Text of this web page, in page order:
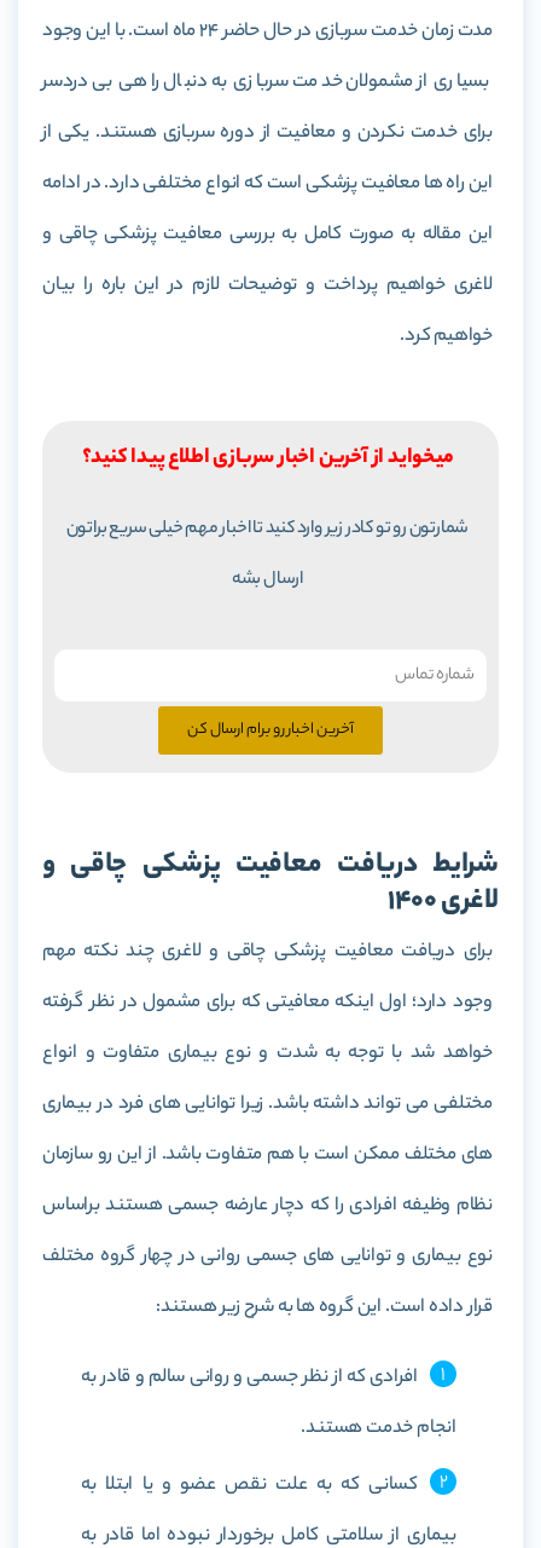
مدت زمان خدمت سربازی در حال حاضر 24 ماه است. با این وجود
بسیاری از مشمولان خدمت سربازی به دنبال راهی بی دردسر
برای خدمت نکردن و معافیت از دوره سربازی هستند. یکی از
این راه ها معافیت پزشکی است که انواع مختلفی دارد. در ادامه
این مقاله به صورت کامل به بررسی معافیت پزشکی چاقی و
لاغری خواهیم پرداخت و توضیحات لازم در این باره را بیان
خواهیم کرد.
میخواید از آخرین اخبار سربازی اطلاع پیدا کنید؟
شمارتون رو تو کادر زیر وارد کنید تا اخبار مهم خیلی سریع براتون
ارسال بشه
آخرین اخبار رو برام ارسال کن
شرایط دریافت معافیت پزشکی چاقی و
لاغری 1400
برای دریافت معافیت پزشکی چاقی و لاغری چند نکته مهم
وجود دارد؛ اول اینکه معافیتی که برای مشمول در نظر گرفته
خواهد شد با توجه به شدت و نوع بیماری متفاوت و انواع
مختلفی می تواند داشته باشد. زیرا توانایی های فرد در بیماری
های مختلف ممکن است با هم متفاوت باشد. از این رو سازمان
نظام وظیفه افرادی را که دچار عارضه جسمی هستند براساس
نوع بیماری و توانایی های جسمی روانی در چهار گروه مختلف
قرار داده است. این گروه ها به شرح زیر هستند:
افرادی که از نظر جسمی و روانی سالم و قادر به
انجام خدمت هستند.
کسانی که به علت نقص عضو و یا ابتلا به
بیماری از سلامتی کامل برخوردار نبوده اما قادر به